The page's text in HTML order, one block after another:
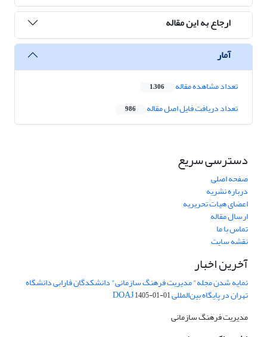
ارجاع به این مقاله
آمار
تعداد مشاهده مقاله 1,306
تعداد دریافت فایل اصل مقاله 986
دسترسی سریع
صفحه اصلی
درباره نشریه
اعضای هیات تحریریه
ارسال مقاله
تماس با ما
نقشه سایت
آخرین اخبار
نمایه شدن مجله" مدیریت فرهنگ سازمانی" دانشکدگان فارابی دانشگاه
تهران در پایگاه بین‌المللی DOAJ1405-01-01
مدیریت فرهنگ سازمانی